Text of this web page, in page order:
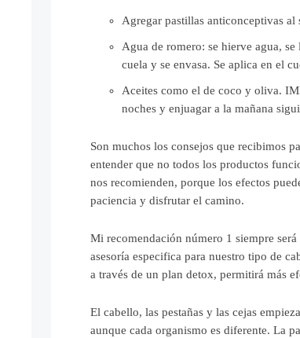
Agregar pastillas anticonceptivas al
Agua de romero: se hierve agua,
cuela y se envasa. Se aplica en el
Aceites como el de coco y oliva.
noches y enjuagar a la mañana
Son muchos los consejos que recibimos
entender que no todos los productos
nos recomienden, porque los efectos
paciencia y disfrutar el camino.
Mi recomendación número 1 siempre
asesoría especifica para nuestro tipo de
a través de un plan detox, permitirá más
El cabello, las pestañas y las cejas
aunque cada organismo es diferente. La